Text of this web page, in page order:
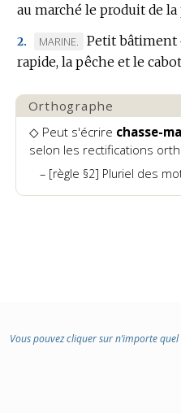
au marché le produit de
2.
MARQUE
DE
:
MARINE.
Petit bâtiment
rapide, la pêche et le
Orthographe
◇ Peut s'écrire chasse-
selon les rectifications
[règle §2] Pluriel des
Vous pouvez cliquer sur n’importe